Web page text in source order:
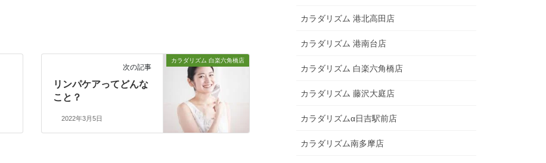
カラダリズム 白楽六角橋店
次の記事
リンパケアってどんな
こと？
2022年3月5日
カラダリズム 港北高田店
カラダリズム 港南台店
カラダリズム 白楽六角橋店
カラダリズム 藤沢大庭店
カラダリズムα日吉駅前店
カラダリズム南多摩店